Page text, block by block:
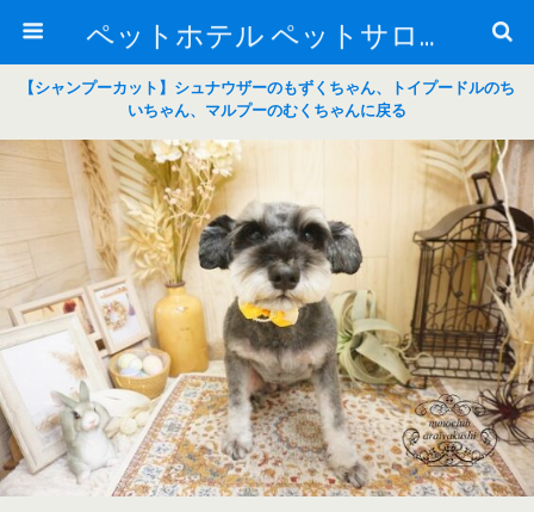
ペットホテル ペットサロン トリミングサロン 東京 ヌーノクラブのブログ
【シャンプーカット】シュナウザーのもずくちゃん、トイプードルのち
いちゃん、マルプーのむくちゃんに戻る